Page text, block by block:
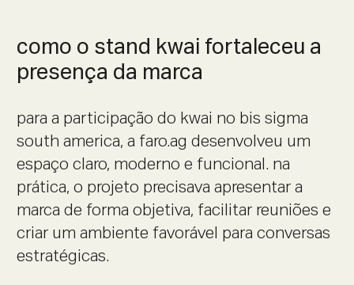
como o stand kwai fortaleceu a
presença da marca
para a participação do kwai no bis sigma
south america, a faro.ag desenvolveu um
espaço claro, moderno e funcional. na
prática, o projeto precisava apresentar a
marca de forma objetiva, facilitar reuniões e
criar um ambiente favorável para conversas
estratégicas.